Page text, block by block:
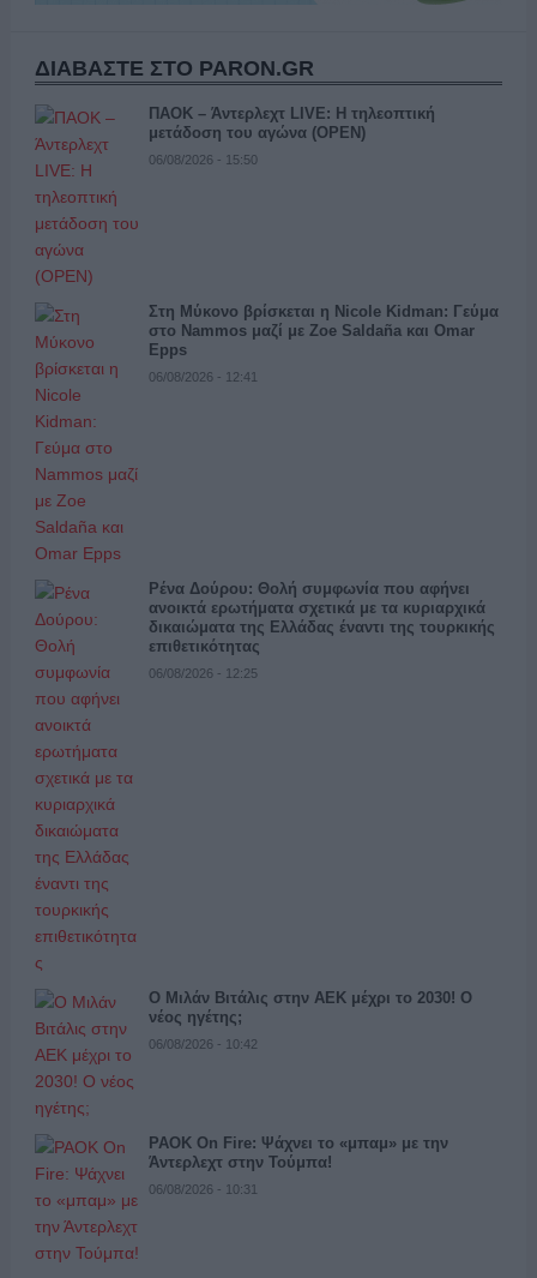
ΔΙΑΒΑΣΤΕ ΣΤΟ PARON.GR
ΠΑΟΚ – Άντερλεχτ LIVE: Η τηλεοπτική
μετάδοση του αγώνα (OPEN)
06/08/2026 - 15:50
Στη Μύκονο βρίσκεται η Nicole Kidman: Γεύμα
στο Nammos μαζί με Zoe Saldaña και Omar
Epps
06/08/2026 - 12:41
Ρένα Δούρου: Θολή συμφωνία που αφήνει
ανοικτά ερωτήματα σχετικά με τα κυριαρχικά
δικαιώματα της Ελλάδας έναντι της τουρκικής
επιθετικότητας
06/08/2026 - 12:25
Ο Μιλάν Βιτάλις στην ΑΕΚ μέχρι το 2030! Ο
νέος ηγέτης;
06/08/2026 - 10:42
PAOK On Fire: Ψάχνει το «μπαμ» με την
Άντερλεχτ στην Τούμπα!
06/08/2026 - 10:31